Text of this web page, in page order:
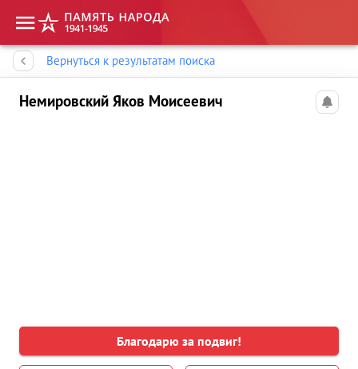
Вернуться к результатам поиска
Немировский Яков Моисеевич
Благодарю за подвиг!
Память народа